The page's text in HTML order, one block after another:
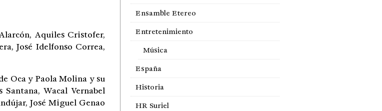
Aquiles Cristofer,
José Idelfonso Correa,
Oca y Paola Molina y su
Wacal Vernabel
José Miguel Genao
Ensamble Etereo
Entretenimiento
Música
España
Historia
HR Suriel